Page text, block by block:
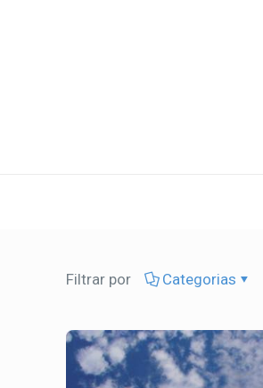
Filtrar por Categorias